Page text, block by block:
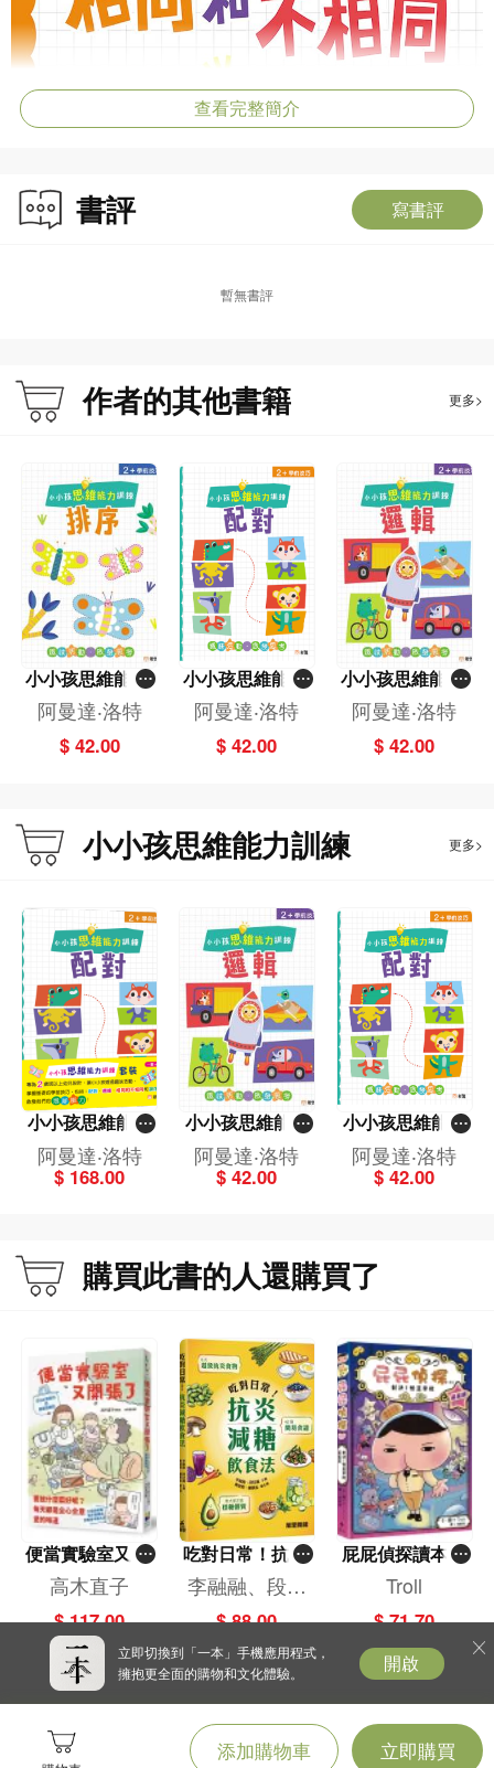
添加購物車 立即購買
查看完整簡介
書評 寫書評
暫無書評
作者的其他書籍 更多>
小小孩思維能力
訓練：排序
阿曼達‧洛特
$ 42.00
小小孩思維能力
訓練：配對
阿曼達‧洛特
$ 42.00
小小孩思維能力
訓練：邏輯
阿曼達‧洛特
$ 42.00
小小孩思維能力訓練 更多>
小小孩思維能力
訓練套裝(一套4
冊)
阿曼達‧洛特
$ 168.00
小小孩思維能力
訓練：邏輯
阿曼達‧洛特
$ 42.00
小小孩思維能力
訓練：配對
阿曼達‧洛特
$ 42.00
購買此書的人還購買了
便當實驗室又開
張了——日日和
特別日的菜單挑
戰記
高木直子
$ 117.00
吃對日常！抗炎
減糖飲食法
李融融、段佳
麗,黃梨煜、顧
$ 88.00
屁屁偵探讀本(1
3)－－對決！怪
篇）
Troll
$ 71.70
立即切換到「一本」手機應用程式，
擁抱更全面的購物和文化體驗。
開啟